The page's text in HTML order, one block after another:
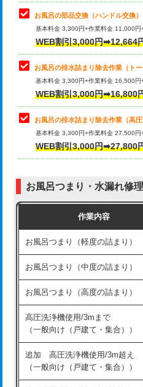
トイレタンク脱着
トイレ便器脱着
タンクレストイレ脱着
小便器トイレ脱着
その他部品の脱着
交換・取付（タンク）
交換・取付（普通便座）
交換・取付（温水洗浄便座）
交換・取付(単水栓（壁付・デッキ
式）)
交換・取付(混合水栓（壁付・デ
式・ワンホール）)
交換・取付(排水栓・排水トラップ
（P/S/ポップアップ））
交換・取付（その他部品）
持込商品取付（単水栓）
お風呂の部品交換（ハンドル交換）
基本料金 3,300円+作業料金 11,000
WEB割引3,000円➡12,664
お風呂の排水詰まり除去作業（トー
基本料金 3,300円+作業料金 16,500
WEB割引3,000円➡16,800
お風呂の排水詰まり除去作業（高圧
基本料金 3,300円+作業料金 27,500
WEB割引3,000円➡27,800
お風呂つまり・水漏れ修
作業内容
お風呂つまり（軽度の詰まり）
お風呂つまり（中度の詰まり）
お風呂つまり（高度の詰まり）
高圧洗浄機使用/3mまで
（一般向け（戸建て・集合））
追加 高圧洗浄機使用/3m超え
（一般向け（戸建て・集合））